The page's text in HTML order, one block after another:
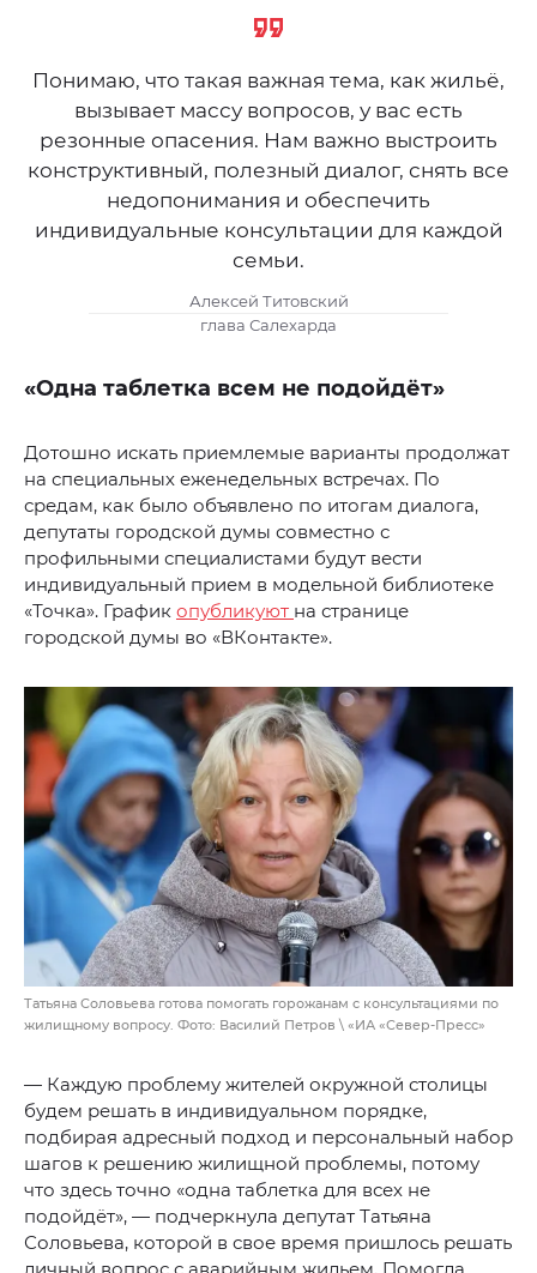
Понимаю, что такая важная тема, как жильё,
вызывает массу вопросов, у вас есть
резонные опасения. Нам важно выстроить
конструктивный, полезный диалог, снять все
недопонимания и обеспечить
индивидуальные консультации для каждой
семьи.
Алексей Титовский
глава Салехарда
«Одна таблетка всем не подойдёт»
Дотошно искать приемлемые варианты продолжат
на специальных еженедельных встречах. По
средам, как было объявлено по итогам диалога,
депутаты городской думы совместно с
профильными специалистами будут вести
индивидуальный прием в модельной библиотеке
«Точка». График опубликуют на странице
городской думы во «ВКонтакте».
Татьяна Соловьева готова помогать горожанам с консультациями по
жилищному вопросу. Фото: Василий Петров \ «ИА «Север-Пресс»
— Каждую проблему жителей окружной столицы
будем решать в индивидуальном порядке,
подбирая адресный подход и персональный набор
шагов к решению жилищной проблемы, потому
что здесь точно «одна таблетка для всех не
подойдёт», — подчеркнула депутат Татьяна
Соловьева, которой в свое время пришлось решать